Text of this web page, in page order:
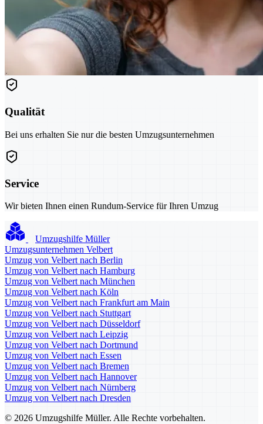
Qualität
Bei uns erhalten Sie nur die besten Umzugsunternehmen
Service
Wir bieten Ihnen einen Rundum-Service für Ihren Umzug
Umzugshilfe Müller
Umzugsunternehmen Velbert
Umzug von Velbert nach Berlin
Umzug von Velbert nach Hamburg
Umzug von Velbert nach München
Umzug von Velbert nach Köln
Umzug von Velbert nach Frankfurt am Main
Umzug von Velbert nach Stuttgart
Umzug von Velbert nach Düsseldorf
Umzug von Velbert nach Leipzig
Umzug von Velbert nach Dortmund
Umzug von Velbert nach Essen
Umzug von Velbert nach Bremen
Umzug von Velbert nach Hannover
Umzug von Velbert nach Nürnberg
Umzug von Velbert nach Dresden
© 2026 Umzugshilfe Müller. Alle Rechte vorbehalten.